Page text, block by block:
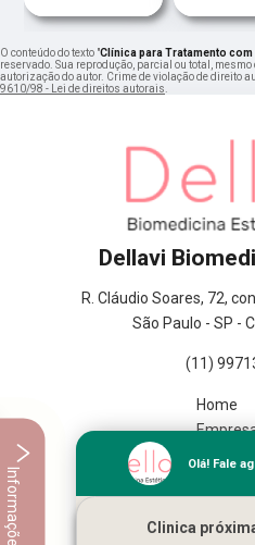
O conteúdo do texto "Clínica para Tratamento
reservado. Sua reprodução, parcial ou total,
autorização do autor. Crime de violação de direito
9610/98 - Lei de direitos autorais
Dellavi
R. Cláudio Soares, 72,
São Paulo - SP -
(11)
Home
Mapa
Olá! Fale
Clinica
Informações